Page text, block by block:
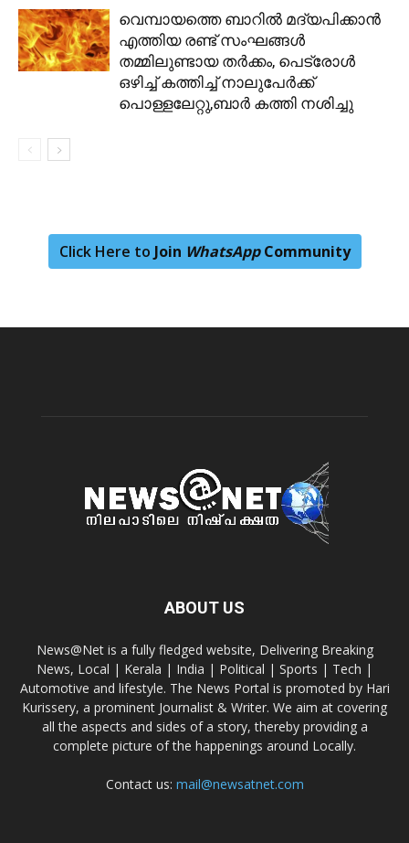
വെമ്പായത്തെ ബാറിൽ മദ്യപിക്കാൻ
എത്തിയ രണ്ട് സംഘങ്ങൾ
തമ്മിലുണ്ടായ തർക്കം, പെട്രോള്‍
ഒഴിച്ച് കത്തിച്ച് നാലുപേര്‍ക്ക്
പൊള്ളലേറ്റു,ബാര്‍ കത്തി നശിച്ചു
Click Here to Join WhatsAppCommunity
ABOUT US
News@Net is a fully fledged website, Delivering Breaking
News, Local | Kerala | India | Political | Sports | Tech |
Automotive and lifestyle. The News Portal is promoted by Hari
Kurissery, a prominent Journalist & Writer. We aim at covering
all the aspects and sides of a story, thereby providing a
complete picture of the happenings around Locally.
Contact us: mail@newsatnet.com